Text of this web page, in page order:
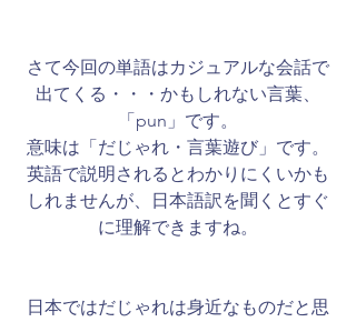
さて今回の単語はカジュアルな会話で
出てくる・・・かもしれない言葉、
「pun」です。
意味は「だじゃれ・言葉遊び」です。​​
英語で説明されるとわかりにくいかも
しれませんが、日本語訳を聞くとすぐ
に理解できますね。
日本ではだじゃれは身近なものだと思